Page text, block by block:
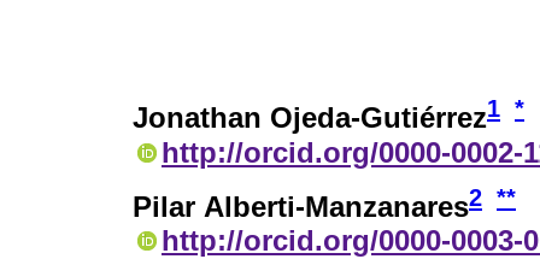
Jonathan Ojeda-Gutiérrez1 *
http://orcid.org/0000-0002-
Pilar Alberti-Manzanares2 **
http://orcid.org/0000-0003-